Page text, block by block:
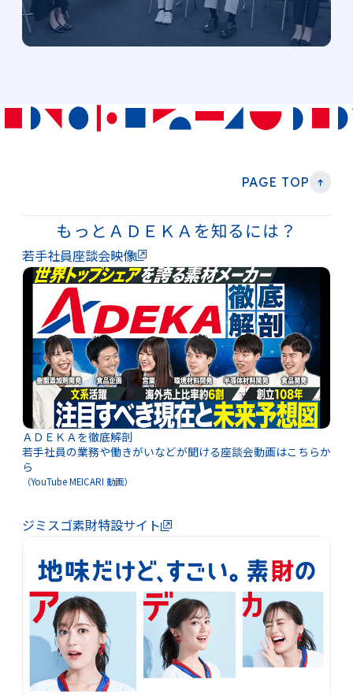
PAGE TOP
もっとＡＤＥＫＡを知るには？
若手社員座談会映像
ＡＤＥＫＡを徹底解剖
若手社員の業務や働きがいなどが聞ける座談会動画はこちらか
ら
（YouTube MEICARI 動画）
ジミスゴ素財特設サイト